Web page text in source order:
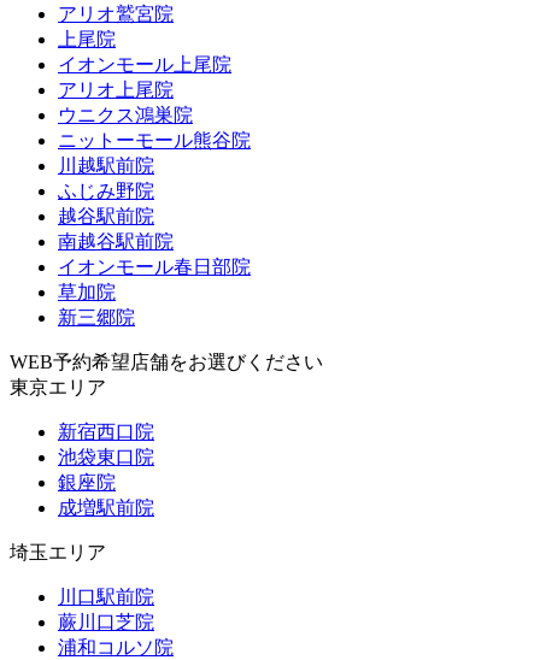
アリオ鷲宮院
上尾院
イオンモール上尾院
アリオ上尾院
ウニクス鴻巣院
ニットーモール熊谷院
川越駅前院
ふじみ野院
越谷駅前院
南越谷駅前院
イオンモール春日部院
草加院
新三郷院
WEB予約希望店舗をお選びください
東京エリア
新宿西口院
池袋東口院
銀座院
成増駅前院
埼玉エリア
川口駅前院
蕨川口芝院
浦和コルソ院